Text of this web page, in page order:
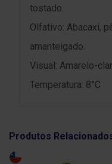
tostado.
Olfativo: Abacaxi,
amanteigado.
Visual: Amarelo-
Temperatura: 8°C
Produtos